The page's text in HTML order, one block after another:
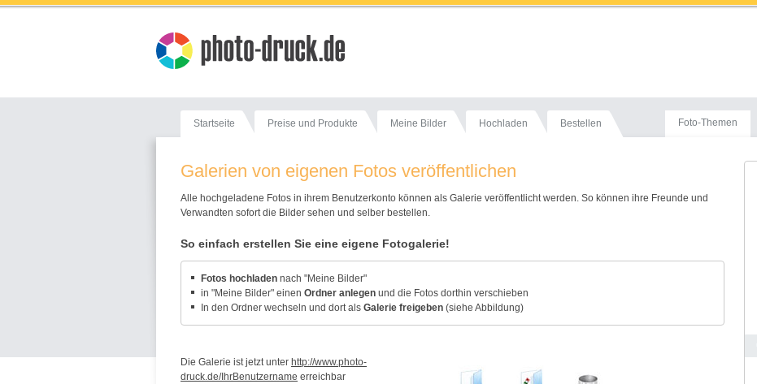
Startseite Preise und Produkte Meine Bilder Hochladen Bestellen Foto-Themen
Galerien von eigenen Fotos veröffentlichen
Alle hochgeladene Fotos in ihrem Benutzerkonto können als Galerie veröffentlicht werden. So können ihre Freunde und
Verwandten sofort die Bilder sehen und selber bestellen.
So einfach erstellen Sie eine eigene Fotogalerie!
Fotos hochladen nach "Meine Bilder"
in "Meine Bilder" einen Ordner anlegen und die Fotos dorthin verschieben
In den Ordner wechseln und dort als Galerie freigeben (siehe Abbildung)
Die Galerie ist jetzt unter http://www.photo-
druck.de/IhrBenutzername erreichbar